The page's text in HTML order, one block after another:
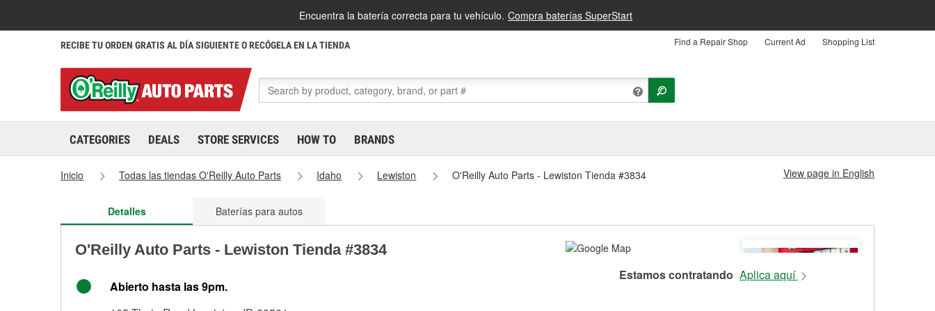
Encuentra la batería correcta para tu vehículo. Compra baterías SuperStart
RECIBE TU ORDEN GRATIS AL DÍA SIGUIENTE O RECÓGELA EN LA TIENDA Find a Repair Shop Current Ad Shopping List
CATEGORIES DEALS STORE SERVICES HOW TO BRANDS
Inicio Todas las tiendas O'Reilly Auto Parts Idaho Lewiston O'Reilly Auto Parts - Lewiston Tienda #3834 View page in English
Detalles Baterías para autos
O'Reilly Auto Parts - Lewiston Tienda #3834
Abierto hasta las 9pm.
Estamos contratando Aplica aquí